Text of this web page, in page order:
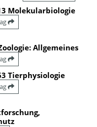
Molekularbiologie
Allgemeines
Tierphysiologie